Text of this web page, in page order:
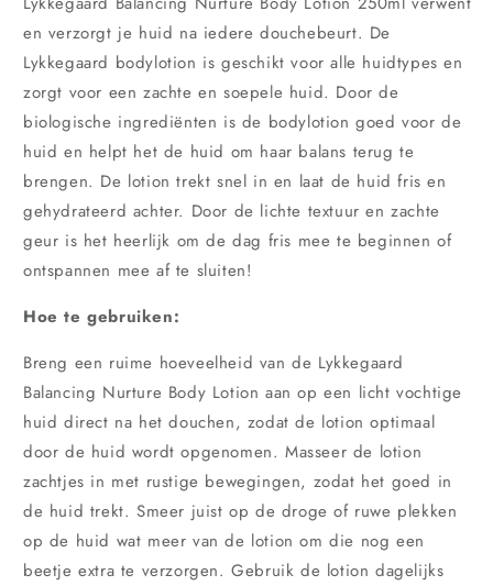
en verzorgt je huid na iedere douchebeurt. De
Lykkegaard bodylotion is geschikt voor alle huidtypes en
zorgt voor een zachte en soepele huid. Door de
biologische ingrediënten is de bodylotion goed voor de
huid en helpt het de huid om haar balans terug te
brengen. De lotion trekt snel in en laat de huid fris en
gehydrateerd achter. Door de lichte textuur en zachte
geur is het heerlijk om de dag fris mee te beginnen of
ontspannen mee af te sluiten!
Hoe te gebruiken:
Breng een ruime hoeveelheid van de Lykkegaard
Balancing Nurture Body Lotion aan op een licht vochtige
huid direct na het douchen, zodat de lotion optimaal
door de huid wordt opgenomen. Masseer de lotion
zachtjes in met rustige bewegingen, zodat het goed in
de huid trekt. Smeer juist op de droge of ruwe plekken
op de huid wat meer van de lotion om die nog een
beetje extra te verzorgen. Gebruik de lotion dagelijks